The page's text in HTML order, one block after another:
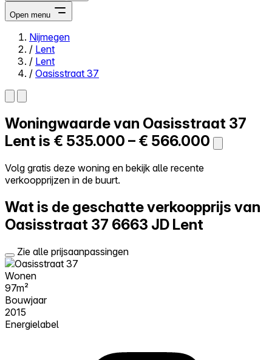
Open menu
Close menu
Zelf kopen
Alles-in-één
Reviews
Log in
Nijmegen
/ Lent
/ Lent
/ Oasisstraat 37
Woningwaarde van Oasisstraat 37
Lent is € 535.000 – € 566.000
Volg gratis deze woning en bekijk alle recente
verkoopprijzen in de buurt.
Wat is de geschatte verkoopprijs van
Oasisstraat 37 6663 JD Lent
Zie alle prijsaanpassingen
Wonen
97m²
Bouwjaar
2015
Energielabel